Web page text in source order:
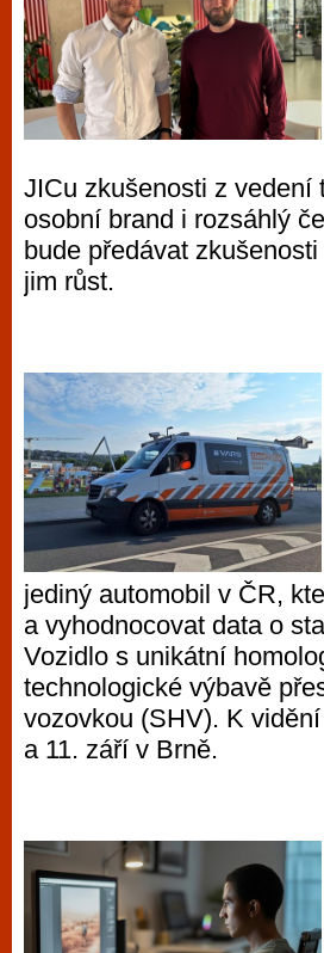
JICu zkušenosti z vedení
osobní brand i rozsáhlý
bude předávat
jim růst.
jediný automobil v ČR,
a vyhodnocovat data o
Vozidlo s unikátní
technologické výbavě
vozovkou (SHV). K
a 11. září v Brně.